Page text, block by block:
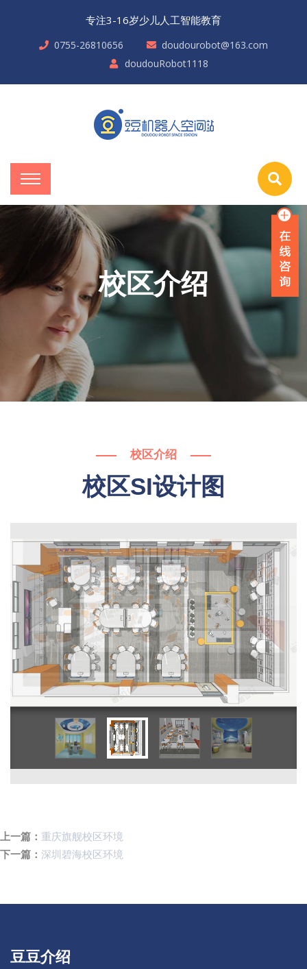
专注3-16岁少儿人工智能教育
0755-26810656
doudourobot@163.com
doudouRobot1118
校区介绍
校区介绍
校区SI设计图
上一篇： 重庆旗舰校区环境
下一篇： 深圳碧海校区环境
豆豆介绍